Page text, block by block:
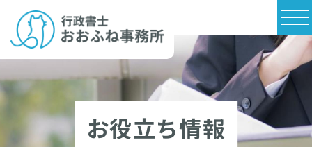
お役立ち情報